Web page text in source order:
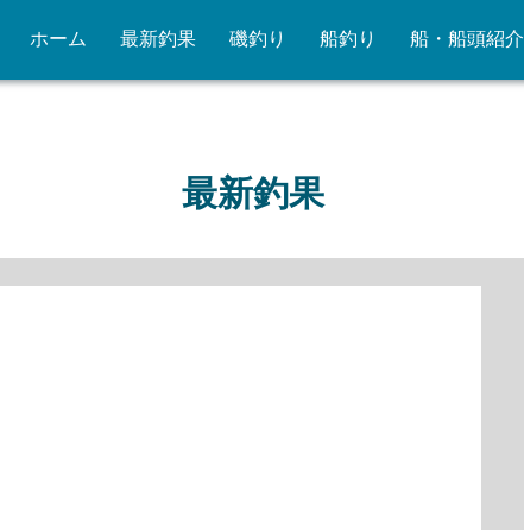
ホーム 最新釣果 磯釣り 船釣り 船・船頭紹介
最新釣果